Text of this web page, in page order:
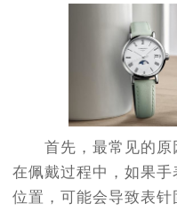
首先，最常见的原
在佩戴过程中，如果
位置，可能会导致表